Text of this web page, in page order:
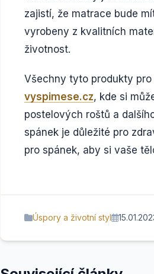
zajistí, že matrace bude
vyrobeny z kvalitních
životnost.
Všechny tyto produkty
vyspimese.cz, kde si
postelových roštů a
spánek je důležité pro
pro spánek, aby si vaše
Úspory a životní styl